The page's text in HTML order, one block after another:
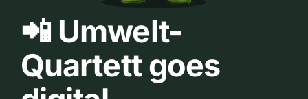
📲 Umwelt-
Quartett goes